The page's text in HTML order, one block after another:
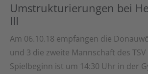
Umstrukturierungen bei
III
Am 06.10.18 empfangen die
und 3 die zweite Mannschaft des
Spielbeginn ist um 14:30 Uhr in der